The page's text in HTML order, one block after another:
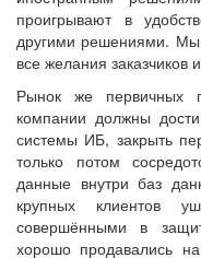
проигрывают в
другими решениями. Мы
все желания заказчиков
Рынок же первичных
компании должны
системы ИБ, закрыть
только потом
данные внутри баз
крупных клиентов
совершёнными в
хорошо продавались